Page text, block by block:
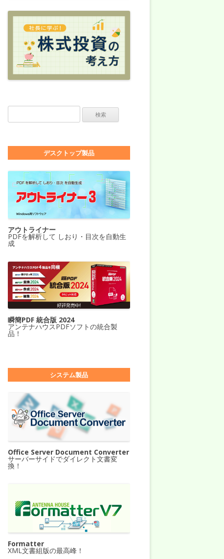
デスクトップ製品
アウトライナー
PDFを解析して しおり・目次を自動生
成
瞬簡PDF 統合版 2024
アンテナハウスPDFソフトの統合製
品！
システム製品
Office Server Document Converter
サーバーサイドでダイレクト文書変
換！
Formatter
XML文書組版の最高峰！